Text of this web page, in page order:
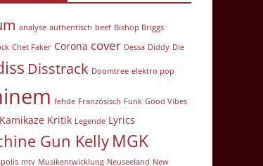
analyse authentisch beef Bishop Briggs
Chet Faker Corona cover Dessa Diddy Die
Disstrack Doomtree elektro pop
fehde Französisch Funk Good Vibes
Kamikaze Kritik Legende Lyrics
Gun Kelly MGK
mtv Musikentwicklung Neuseeland New